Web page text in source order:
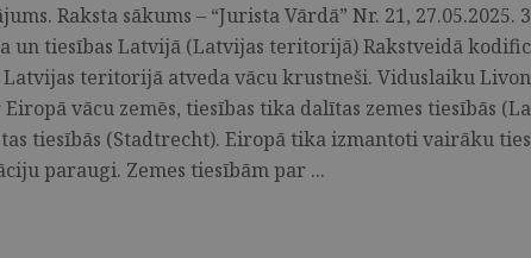
Raksta sākums – “Jurista Vārdā” Nr. 21, 27.05.2025.
un tiesības Latvijā (Latvijas teritorijā) Rakstveidā
Latvijas teritorijā atveda vācu krustneši. Viduslaiku
vācu zemēs, tiesības tika dalītas zemes tiesībās
tiesībās (Stadtrecht). Eiropā tika izmantoti vairāku
paraugi. Zemes tiesībām par ...